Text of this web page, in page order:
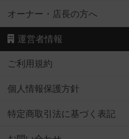
オーナー・店長の方へ
運営者情報
ご利用規約
個人情報保護方針
特定商取引法に基づく表記